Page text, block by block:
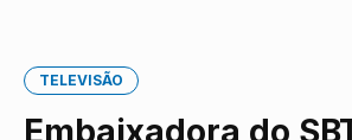
TELEVISÃO
Embaixadora do